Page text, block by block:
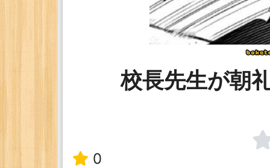
校長先生が朝
0